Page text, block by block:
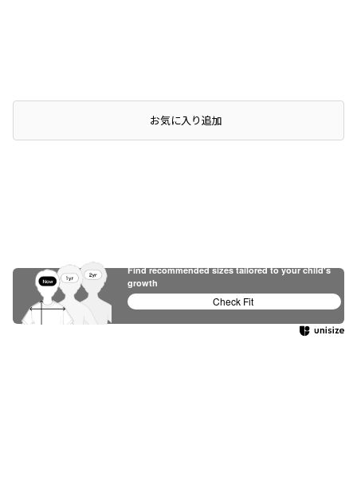
お気に入り追加
Find recommended sizes tailored to your child's
growth
Check Fit